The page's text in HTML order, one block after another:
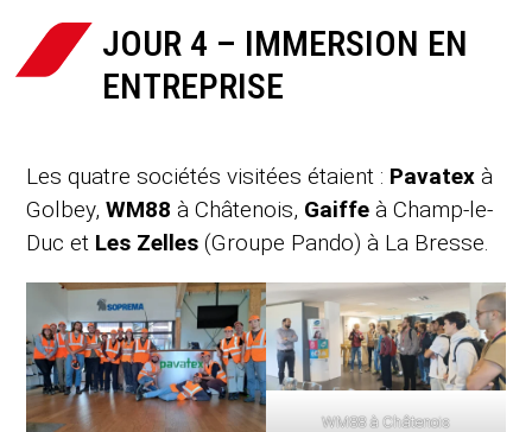
JOUR 4 – IMMERSION EN
ENTREPRISE
Les quatre sociétés visitées étaient : Pavatex à
Golbey,WM88 à Châtenois, Gaiffe à Champ-le-
Duc et Les Zelles (Groupe Pando) à La Bresse.
WM88 à Châtenois